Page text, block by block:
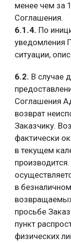
менее чем за
Соглашения.
6.1.4. По
уведомления
ситуации,
6.2. В случае
Соглашения
возврат
Заказчику.
фактически
в текущем
в
просьбе
пункт
физических